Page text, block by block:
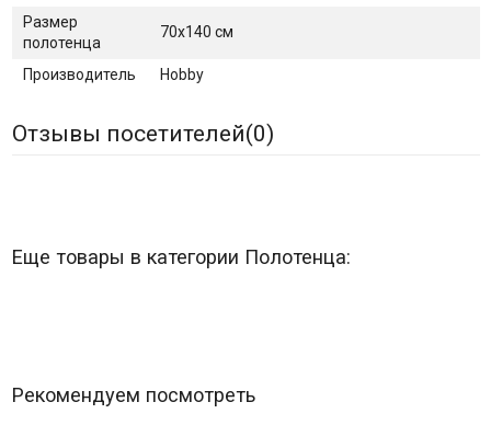
Размер
полотенца
70х140 см
Производитель Hobby
Отзывы посетителей(0)
Еще товары в категории Полотенца:
Рекомендуем посмотреть